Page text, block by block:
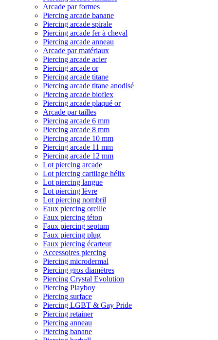
Arcade par formes
Piercing arcade banane
Piercing arcade spirale
Piercing arcade fer à cheval
Piercing arcade anneau
Arcade par matériaux
Piercing arcade acier
Piercing arcade or
Piercing arcade titane
Piercing arcade titane anodisé
Piercing arcade bioflex
Piercing arcade plaqué or
Arcade par tailles
Piercing arcade 6 mm
Piercing arcade 8 mm
Piercing arcade 10 mm
Piercing arcade 11 mm
Piercing arcade 12 mm
Lot piercing arcade
Lot piercing cartilage hélix
Lot piercing langue
Lot piercing lèvre
Lot piercing nombril
Faux piercing oreille
Faux piercing téton
Faux piercing septum
Faux piercing plug
Faux piercing écarteur
Accessoires piercing
Piercing microdermal
Piercing gros diamètres
Piercing Crystal Evolution
Piercing Playboy
Piercing surface
Piercing LGBT & Gay Pride
Piercing retainer
Piercing anneau
Piercing banane